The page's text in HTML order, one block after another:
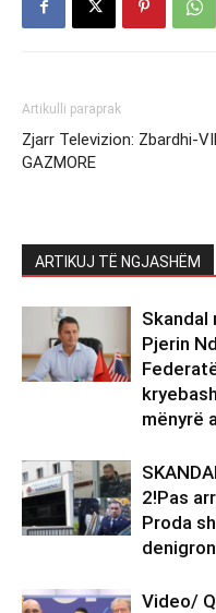
Artikulli paraprak
Zjarr Televizion: Zbardhi-
GAZMORE
ARTIKUJ TË NGJASHËM
Skandal
Pjerin
mënyrë
2!Pas
Proda
Video/